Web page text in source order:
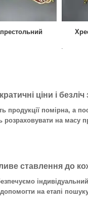
ціни і безліч
продукції помірна, а
розраховувати на масу
ставлення до
допомогти на етапі